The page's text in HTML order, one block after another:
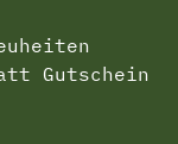
Gutschein